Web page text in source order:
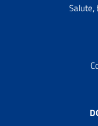
Salute,